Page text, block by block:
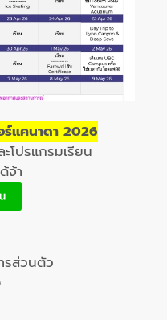
แคนาดา 2026
โปรแกรมเรียน
จ้า
รส่วนตัว